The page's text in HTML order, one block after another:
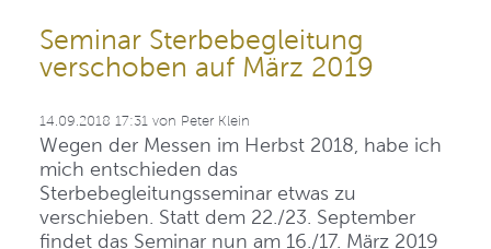
Seminar Sterbebegleitung
verschoben auf März 2019
14.09.2018 17:31 von Peter Klein
Wegen der Messen im Herbst 2018, habe ich
mich entschieden das
Sterbebegleitungsseminar etwas zu
verschieben. Statt dem 22./23. September
findet das Seminar nun am 16./17. März 2019